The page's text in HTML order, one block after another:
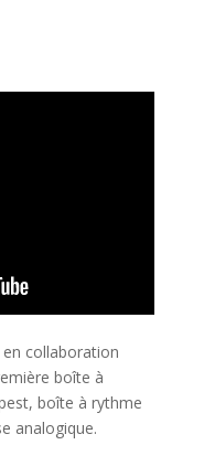
collaboration
boîte à
boîte à rythme
analogique.